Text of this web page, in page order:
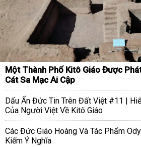
Một Thành Phố Kitô Giáo Được
Cát Sa Mạc Ai Cập
Dấu Ấn Đức Tin Trên Đất Việt #11 |
Của Người Việt Về Kitô Giáo
Các Đức Giáo Hoàng Và Tác Phẩm
Kiếm Ý Nghĩa